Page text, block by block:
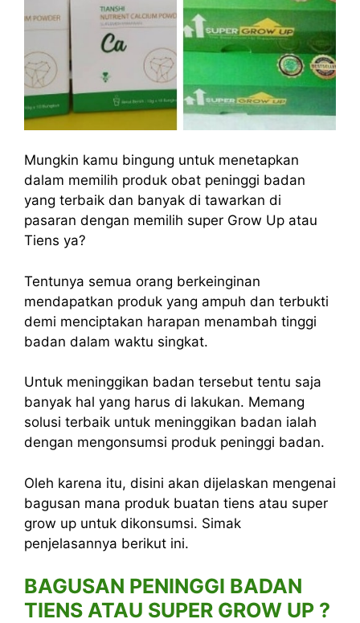
Mungkin kamu bingung untuk menetapkan
dalam memilih produk obat peninggi badan
yang terbaik dan banyak di tawarkan di
pasaran dengan memilih super Grow Up atau
Tiens ya?
Tentunya semua orang berkeinginan
mendapatkan produk yang ampuh dan terbukti
demi menciptakan harapan menambah tinggi
badan dalam waktu singkat.
Untuk meninggikan badan tersebut tentu saja
banyak hal yang harus di lakukan. Memang
solusi terbaik untuk meninggikan badan ialah
dengan mengonsumsi produk peninggi badan.
Oleh karena itu, disini akan dijelaskan mengenai
bagusan mana produk buatan tiens atau super
grow up untuk dikonsumsi. Simak
penjelasannya berikut ini.
BAGUSAN PENINGGI BADAN
TIENS ATAU SUPER GROW UP ?